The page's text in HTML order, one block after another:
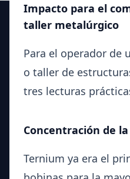
y el mercado del acero en
Noticias del Sector
Guía Metalúrgica
Impacto para el
taller metalúrgico
Para el operador de
o taller de
tres lecturas
Concentración de
Ternium ya era el